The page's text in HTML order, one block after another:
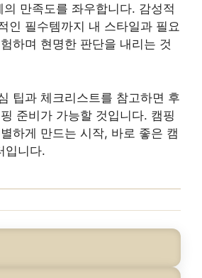
만족도를 좌우합니다. 감성적
인 필수템까지 내 스타일과 필요
하며 현명한 판단을 내리는 것
팁과 체크리스트를 참고하면 후
준비가 가능할 것입니다. 캠핑
하게 만드는 시작, 바로 좋은 캠
입니다.